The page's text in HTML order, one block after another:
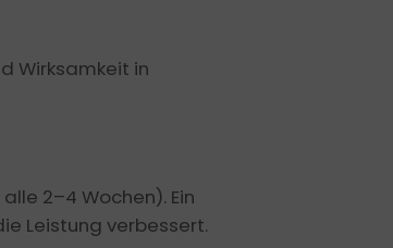
Wirksamkeit in
2–4 Wochen). Ein
Leistung verbessert.